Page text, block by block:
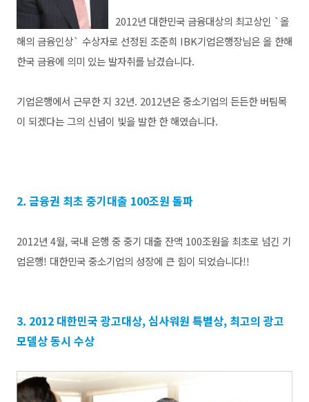
2012년 대한민국 금융대상의 최고상인 `올
해의 금융인상` 수상자로 선정된 조준희 IBK기업은행장님은 올 한해
한국 금융에 의미 있는 발자취를 남겼습니다.
기업은행에서 근무한 지 32년. 2012년은 중소기업의 든든한 버팀목
이 되겠다는 그의 신념이 빛을 발한 한 해였습니다.
2. 금융권 최초 중기대출 100조원 돌파
2012년 4월, 국내 은행 중 중기 대출 잔액 100조원을 최초로 넘긴 기
업은행! 대한민국 중소기업의 성장에 큰 힘이 되었습니다!!
3. 2012 대한민국 광고대상, 심사워원 특별상, 최고의 광고
모델상 동시 수상